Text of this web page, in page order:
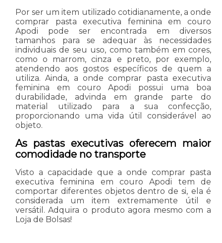
Por ser um item utilizado cotidianamente, a onde
comprar pasta executiva feminina em couro
Apodi pode ser encontrada em diversos
tamanhos para se adequar às necessidades
individuais de seu uso, como também em cores,
como o marrom, cinza e preto, por exemplo,
atendendo aos gostos específicos de quem a
utiliza. Ainda, a onde comprar pasta executiva
feminina em couro Apodi possui uma boa
durabilidade, advinda em grande parte do
material utilizado para a sua confecção,
proporcionando uma vida útil considerável ao
objeto.
As pastas executivas oferecem maior
comodidade no transporte
Visto a capacidade que a onde comprar pasta
executiva feminina em couro Apodi tem de
comportar diferentes objetos dentro de si, ela é
considerada um item extremamente útil e
versátil. Adquira o produto agora mesmo com a
Loja de Bolsas!